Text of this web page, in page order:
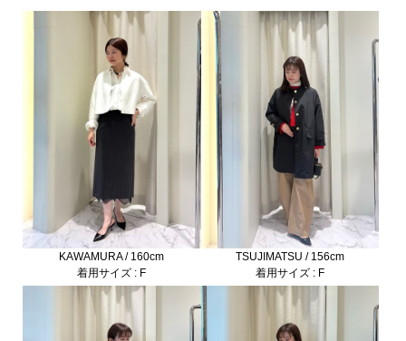
KAWAMURA / 160cm
着用サイズ : F
TSUJIMATSU / 156cm
着用サイズ : F